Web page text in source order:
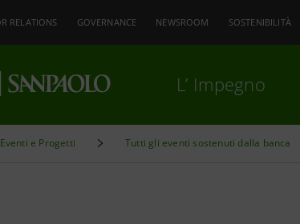
RELATIONS GOVERNANCE NEWSROOM SOSTENIBILITÀ
L’ Impegno
Eventi e Progetti Tutti gli eventi sostenuti dalla banca